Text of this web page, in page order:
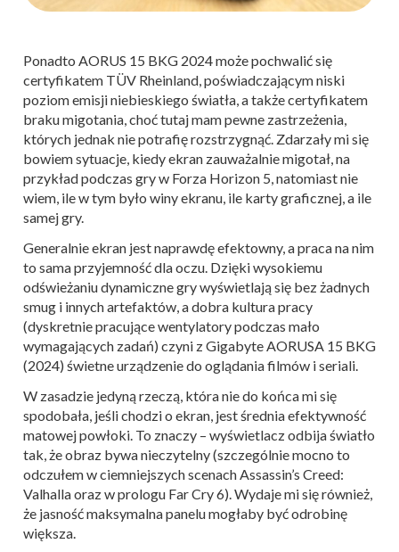
Ponadto AORUS 15 BKG 2024 może pochwalić się
certyfikatem TÜV Rheinland, poświadczającym niski
poziom emisji niebieskiego światła, a także certyfikatem
braku migotania, choć tutaj mam pewne zastrzeżenia,
których jednak nie potrafię rozstrzygnąć. Zdarzały mi się
bowiem sytuacje, kiedy ekran zauważalnie migotał, na
przykład podczas gry w Forza Horizon 5, natomiast nie
wiem, ile w tym było winy ekranu, ile karty graficznej, a ile
samej gry.
Generalnie ekran jest naprawdę efektowny, a praca na nim
to sama przyjemność dla oczu. Dzięki wysokiemu
odświeżaniu dynamiczne gry wyświetlają się bez żadnych
smug i innych artefaktów, a dobra kultura pracy
(dyskretnie pracujące wentylatory podczas mało
wymagających zadań) czyni z Gigabyte AORUSA 15 BKG
(2024) świetne urządzenie do oglądania filmów i seriali.
W zasadzie jedyną rzeczą, która nie do końca mi się
spodobała, jeśli chodzi o ekran, jest średnia efektywność
matowej powłoki. To znaczy – wyświetlacz odbija światło
tak, że obraz bywa nieczytelny (szczególnie mocno to
odczułem w ciemniejszych scenach Assassin’s Creed:
Valhalla oraz w prologu Far Cry 6). Wydaje mi się również,
że jasność maksymalna panelu mogłaby być odrobinę
większa.